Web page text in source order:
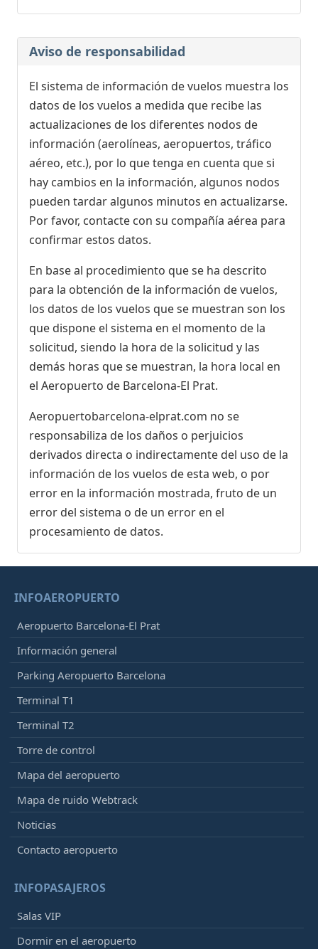
Aviso de responsabilidad
El sistema de información de vuelos muestra los
datos de los vuelos a medida que recibe las
actualizaciones de los diferentes nodos de
información (aerolíneas, aeropuertos, tráfico
aéreo, etc.), por lo que tenga en cuenta que si
hay cambios en la información, algunos nodos
pueden tardar algunos minutos en actualizarse.
Por favor, contacte con su compañía aérea para
confirmar estos datos.
En base al procedimiento que se ha descrito
para la obtención de la información de vuelos,
los datos de los vuelos que se muestran son los
que dispone el sistema en el momento de la
solicitud, siendo la hora de la solicitud y las
demás horas que se muestran, la hora local en
el Aeropuerto de Barcelona-El Prat.
Aeropuertobarcelona-elprat.com no se
responsabiliza de los daños o perjuicios
derivados directa o indirectamente del uso de la
información de los vuelos de esta web, o por
error en la información mostrada, fruto de un
error del sistema o de un error en el
procesamiento de datos.
INFOAEROPUERTO
Aeropuerto Barcelona-El Prat
Información general
Parking Aeropuerto Barcelona
Terminal T1
Terminal T2
Torre de control
Mapa del aeropuerto
Mapa de ruido Webtrack
Noticias
Contacto aeropuerto
INFOPASAJEROS
Salas VIP
Dormir en el aeropuerto